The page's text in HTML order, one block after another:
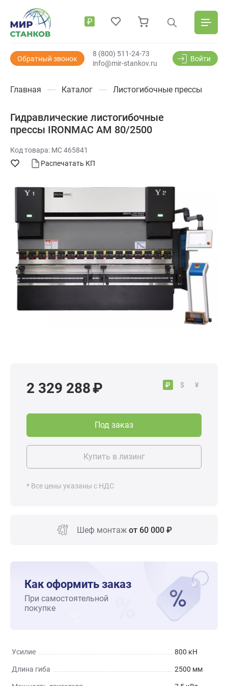
₽
Обратный звонок
info@mir-stankov.ru
8 (800) 511-24-73
Войти
Главная Каталог Листогибочные прессы
Гидравлические листогибочные
прессы IRONMAC AM 80/2500
Код товара: МС 465841
Распечатать КП
₽ $ ¥
2 329 288 ₽
Под заказ
Купить в лизинг
* Все цены указаны с НДС
Шеф монтаж от 60 000 ₽
Как оформить заказ
При самостоятельной
покупке
Усилие 800 кН
Длина гиба 2500 мм